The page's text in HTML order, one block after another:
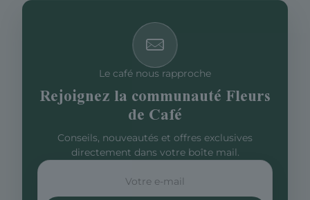
Le café nous rapproche
Rejoignez la communauté Fleurs
de Café
Conseils, nouveautés et offres exclusives
directement dans votre boîte mail.